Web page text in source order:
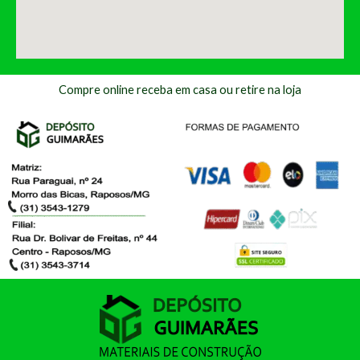
Compre online receba em casa ou retire na loja